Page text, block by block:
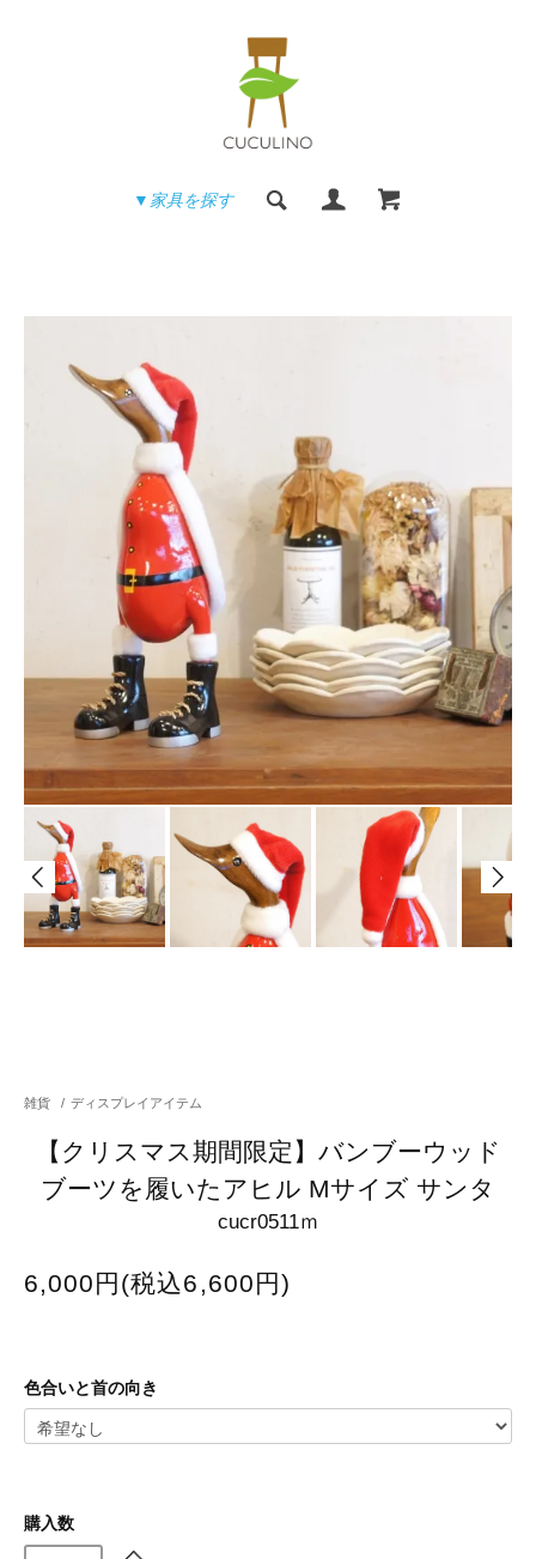
▼家具を探す
雑貨 / ディスプレイアイテム
【クリスマス期間限定】バンブーウッド
ブーツを履いたアヒル Mサイズ サンタ
cucr0511ｍ
6,000円(税込6,600円)
色合いと首の向き
購入数